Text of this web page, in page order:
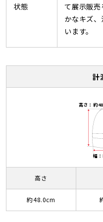
状態
て展示販
かなキズ
います。
計
高さ：約
幅
高さ
約48.0cm